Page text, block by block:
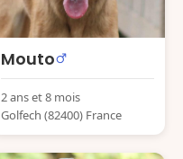
Mouto
2 ans et 8 mois
Golfech (82400) France